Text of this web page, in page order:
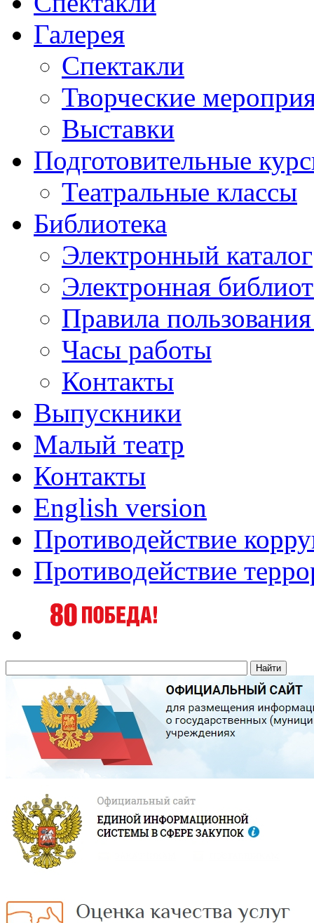
Галерея
Спектакли
Творческие
Выставки
Подготовительные
Театральные классы
Библиотека
Электронный каталог
Электронная
Правила
Часы работы
Контакты
Выпускники
Малый театр
Контакты
English version
Противодействие
Противодействие